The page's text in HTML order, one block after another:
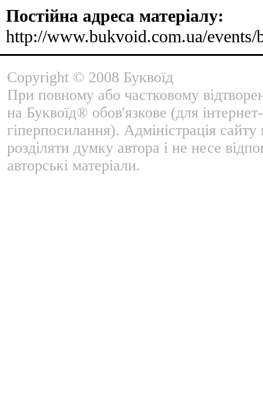
Постійна адреса матеріалу:
http://www.bukvoid.com.ua/
Copyright © 2008 Буквоїд
При повному або частковому
на Буквоїд® обов'язкове (для
гіперпосилання). Адміністрація
розділяти думку автора і не несе
авторські матеріали.